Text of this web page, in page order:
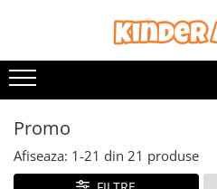
Promo
Afiseaza: 1-21 din 21 produse